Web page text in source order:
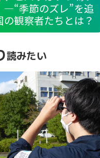
—“季節のズレ”を追
の観察者たちとは？
読みたい